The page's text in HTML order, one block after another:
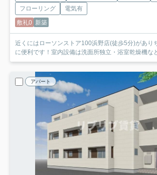
フローリング
電気有
敷礼0 新築
近くにはローソンストア100浜野店(徒歩5分)があり
に便利です！室内設備は洗面所独立・浴室乾燥機な
アパート